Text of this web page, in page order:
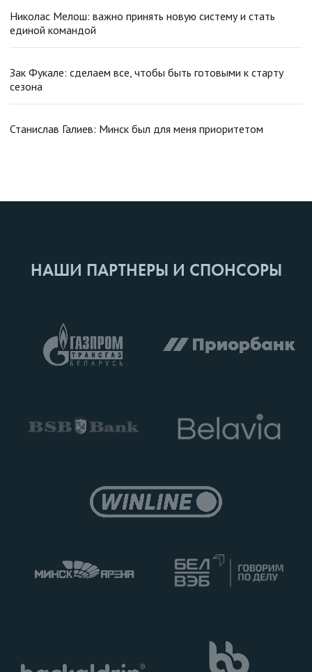
Николас Мелош: важно принять новую систему и стать
единой командой
Зак Фукале: сделаем все, чтобы быть готовыми к старту
сезона
Станислав Галиев: Минск был для меня приоритетом
НАШИ ПАРТНЕРЫ И СПОНСОРЫ